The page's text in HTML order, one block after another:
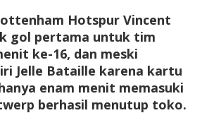
Hotspur Vincent
gol pertama untuk tim
ke-16, dan meski
Jelle Bataille karena kartu
enam menit memasuki
berhasil menutup toko.